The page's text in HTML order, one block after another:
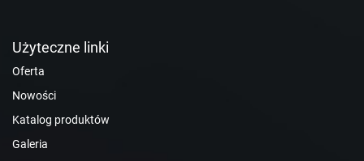
Użyteczne linki
Oferta
Nowości
Katalog produktów
Galeria